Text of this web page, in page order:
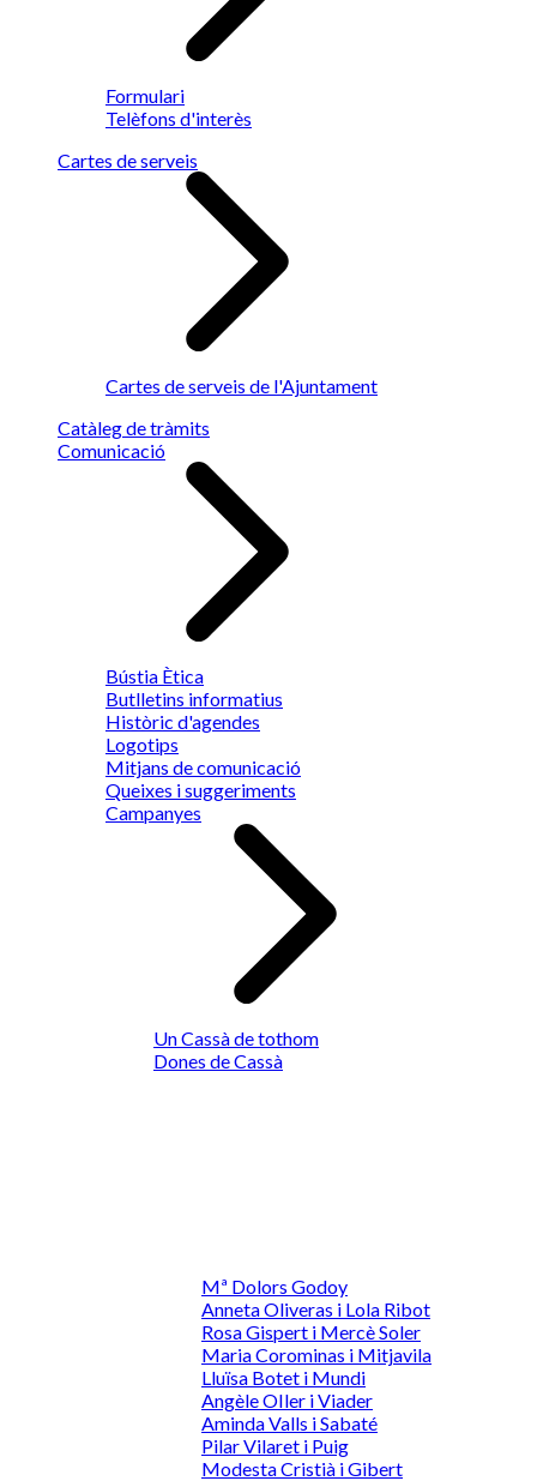
Formulari
Telèfons d'interès
Cartes de serveis
Cartes de serveis de l'Ajuntament
Catàleg de tràmits
Comunicació
Bústia Ètica
Butlletins informatius
Històric d'agendes
Logotips
Mitjans de comunicació
Queixes i suggeriments
Campanyes
Un Cassà de tothom
Dones de Cassà
Mª Dolors Godoy
Anneta Oliveras i Lola Ribot
Rosa Gispert i Mercè Soler
Maria Corominas i Mitjavila
Lluïsa Botet i Mundi
Angèle OIler i Viader
Aminda Valls i Sabaté
Pilar Vilaret i Puig
Modesta Cristià i Gibert